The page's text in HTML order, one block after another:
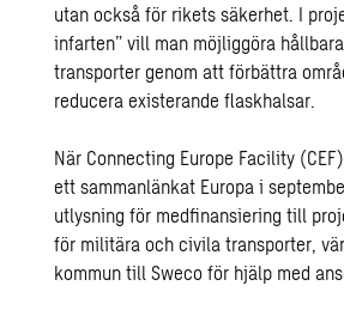
utan också för rikets säkerhet. I
infarten” vill man möjliggöra
transporter genom att förbättra
reducera existerande flaskhalsar.
När Connecting Europe Facility
ett sammanlänkat Europa i
utlysning för medfinansiering till
för militära och civila transporter,
kommun till Sweco för hjälp med